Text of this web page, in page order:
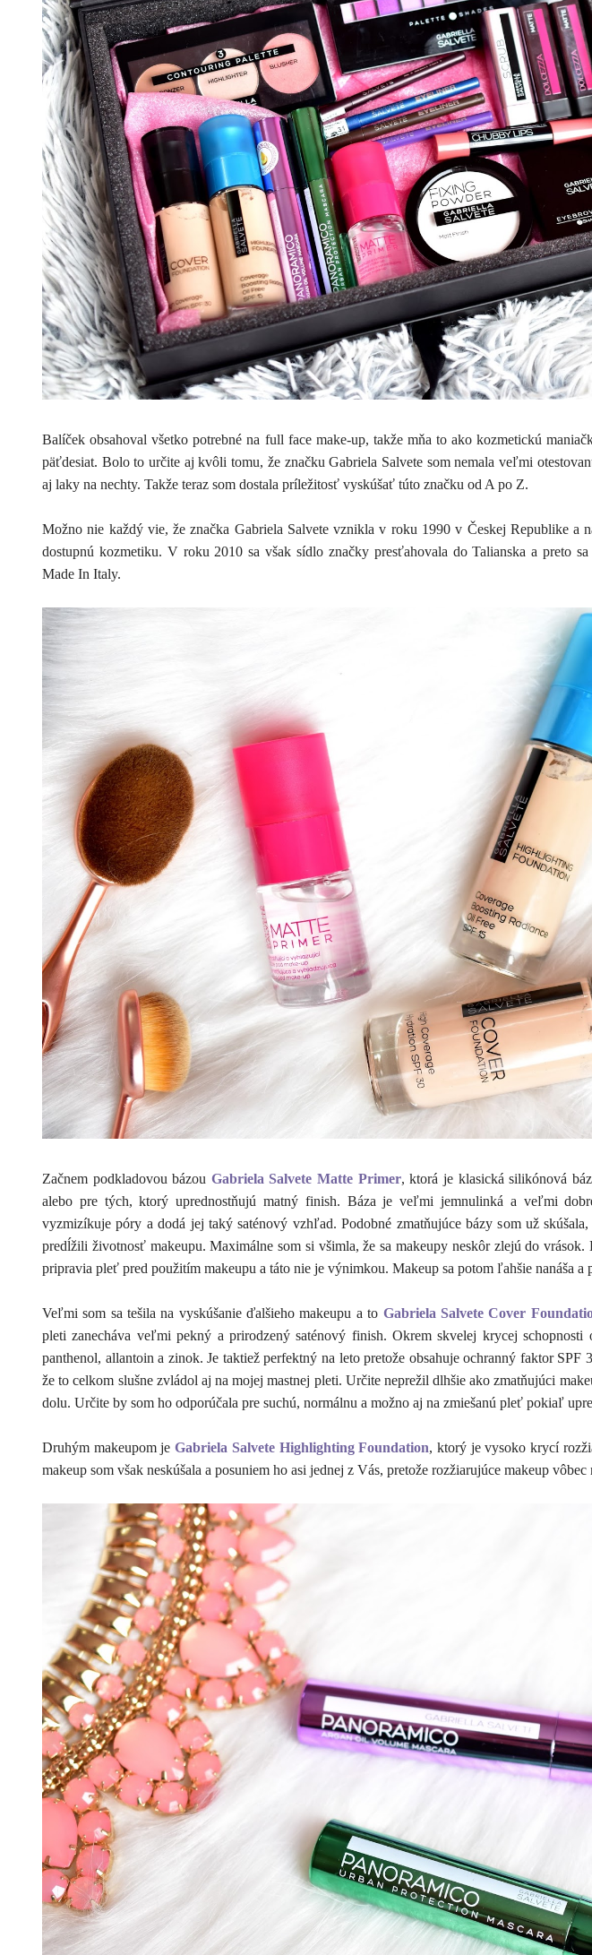
Balíček obsahoval všetko potrebné na full face make-up, takže mňa to ako kozmetickú
päťdesiat. Bolo to určite aj kvôli tomu, že značku Gabriela Salvete som nemala veľmi
aj laky na nechty. Takže teraz som dostala príležitosť vyskúšať túto značku od A po Z.
Možno nie každý vie, že značka Gabriela Salvete vznikla v roku 1990 v Českej Republike a
dostupnú kozmetiku. V roku 2010 sa však sídlo značky presťahovala do Talianska a preto
Made In Italy.
Začnem podkladovou bázou Gabriela Salvete Matte Primer, ktorá je klasická silikónová
alebo pre tých, ktorý uprednostňujú matný finish. Báza je veľmi jemnulinká a veľmi
vyzmizíkuje póry a dodá jej taký saténový vzhľad. Podobné zmatňujúce bázy som už
predĺžili životnosť makeupu. Maximálne som si všimla, že sa makeupy neskôr zlejú do vrások.
pripravia pleť pred použitím makeupu a táto nie je výnimkou. Makeup sa potom ľahšie nanáša a
Veľmi som sa tešila na vyskúšanie ďalšieho makeupu a to Gabriela Salvete Cover
pleti zanecháva veľmi pekný a prirodzený saténový finish. Okrem skvelej krycej schopnosti
panthenol, allantoin a zinok. Je taktiež perfektný na leto pretože obsahuje ochranný faktor
že to celkom slušne zvládol aj na mojej mastnej pleti. Určite neprežil dlhšie ako zmatňujúci
dolu. Určite by som ho odporúčala pre suchú, normálnu a možno aj na zmiešanú pleť pokiaľ
Druhým makeupom jeGabriela Salvete Highlighting Foundation, ktorý je vysoko krycí
makeup som však neskúšala a posuniem ho asi jednej z Vás, pretože rozžiarujúce makeup vôbec